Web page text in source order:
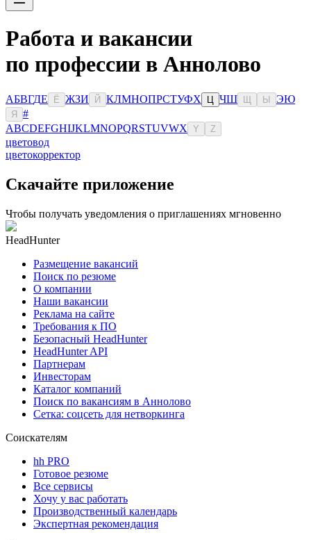
Работа и вакансии
по профессии в Аннолово
АБВГДЕ Ё ЖЗИ Й КЛМНОПРСТУФХ ЧШ Ы ЭЮ
Я
#
ABCDEFGHIJKLMNOPQRSTUVWX Y Z
цветовод
цветокорректор
Скачайте приложение
Чтобы получать уведомления о приглашениях мгновенно
HeadHunter
Размещение вакансий
Поиск по резюме
О компании
Наши вакансии
Реклама на сайте
Требования к ПО
Безопасный HeadHunter
HeadHunter API
Партнерам
Инвесторам
Каталог компаний
Поиск по вакансиям в Аннолово
Сетка: соцсеть для нетворкинга
Соискателям
hh PRO
Готовое резюме
Все сервисы
Хочу у вас работать
Производственный календарь
Экспертная рекомендация